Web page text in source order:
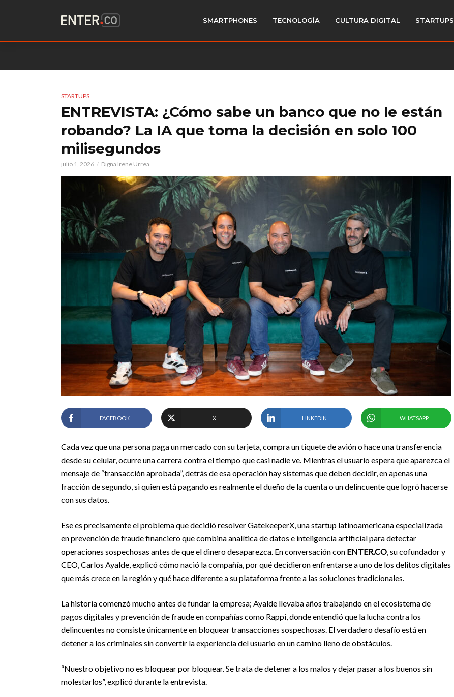
SMARTPHONES TECNOLOGÍA CULTURA DIGITAL STARTUPS
STARTUPS
ENTREVISTA: ¿Cómo sabe un banco que no le están
robando? La IA que toma la decisión en solo 100
milisegundos
julio 1, 2026 Digna Irene Urrea
FACEBOOK X LINKEDIN WHATSAPP
Cada vez que una persona paga un mercado con su tarjeta, compra un tiquete de avión o hace una transferencia
desde su celular, ocurre una carrera contra el tiempo que casi nadie ve. Mientras el usuario espera que aparezca el
mensaje de “transacción aprobada”, detrás de esa operación hay sistemas que deben decidir, en apenas una
fracción de segundo, si quien está pagando es realmente el dueño de la cuenta o un delincuente que logró hacerse
con sus datos.
Ese es precisamente el problema que decidió resolver GatekeeperX, una startup latinoamericana especializada
en prevención de fraude financiero que combina analítica de datos e inteligencia artificial para detectar
operaciones sospechosas antes de que el dinero desaparezca. En conversación con ENTER.CO, su cofundador y
CEO, Carlos Ayalde, explicó cómo nació la compañía, por qué decidieron enfrentarse a uno de los delitos digitales
que más crece en la región y qué hace diferente a su plataforma frente a las soluciones tradicionales.
La historia comenzó mucho antes de fundar la empresa; Ayalde llevaba años trabajando en el ecosistema de
pagos digitales y prevención de fraude en compañías como Rappi, donde entendió que la lucha contra los
delincuentes no consiste únicamente en bloquear transacciones sospechosas. El verdadero desafío está en
detener a los criminales sin convertir la experiencia del usuario en un camino lleno de obstáculos.
“Nuestro objetivo no es bloquear por bloquear. Se trata de detener a los malos y dejar pasar a los buenos sin
molestarlos”, explicó durante la entrevista.